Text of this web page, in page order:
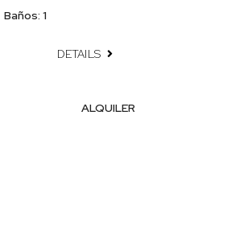
Baños: 1
DETAILS
ALQUILER